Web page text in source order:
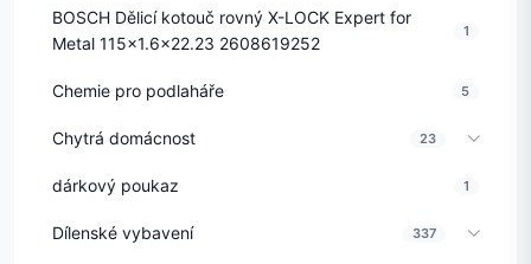
BOSCH Dělicí kotouč rovný X-LOCK Expert for
Metal 115x1.6x22.23 2608619252
1
Chemie pro podlaháře 5
Chytrá domácnost 23
dárkový poukaz 1
Dílenské vybavení 337